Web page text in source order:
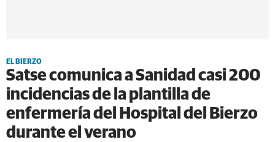
EL BIERZO
Satse comunica a Sanidad casi 200
incidencias de la plantilla de
enfermería del Hospital del Bierzo
durante el verano